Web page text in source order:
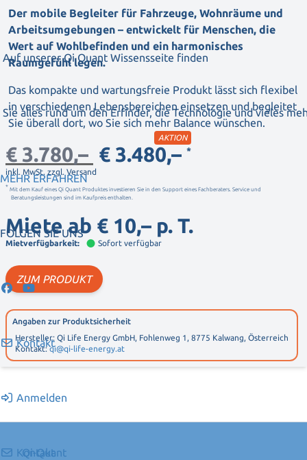
Auf unserer Qi Quant Wissensseite finden
Sie alles rund um den Erfinder, die Technologie und vieles
MEHR ERFAHREN
FOLGEN SIE UNS
Kontakt
Anmelden
Kontakt
Der mobile Begleiter für Fahrzeuge, Wohnräume und
Arbeitsumgebungen – entwickelt für Menschen, die
Wert auf Wohlbefinden und ein harmonisches
Raumgefühl legen.
Das kompakte und wartungsfreie Produkt lässt sich flexibel
in verschiedenen Lebensbereichen einsetzen und begleitet
Sie überall dort, wo Sie sich mehr Balance wünschen.
€ 3.780,– € 3.480,– *
AKTION
inkl. MwSt. zzgl. Versand
* Mit dem Kauf eines Qi Quant Produktes investieren Sie in den Support eines Fachberaters. Service und
Beratungsleistungen sind im Kaufpreis enthalten.
Miete ab € 10,– p. T.
Mietverfügbarkeit: Sofort verfügbar
ZUM PRODUKT
Angaben zur Produktsicherheit
Hersteller: Qi Life Energy GmbH, Fohlenweg 1, 8775 Kalwang, Österreich
Kontakt:qi@qi-life-energy.at
Qi-Quant